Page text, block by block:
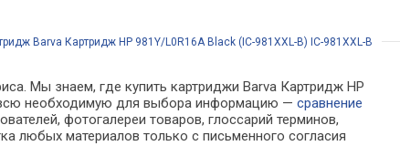
Barva Картридж HP 981Y/L0R16A Black (IC-981XXL-B) IC-981XXL-B
Мы знаем, где купить картриджи Barva Картридж HP
всю необходимую для выбора информацию —сравнение
фотогалереи товаров, глоссарий терминов,
любых материалов только с письменного согласия